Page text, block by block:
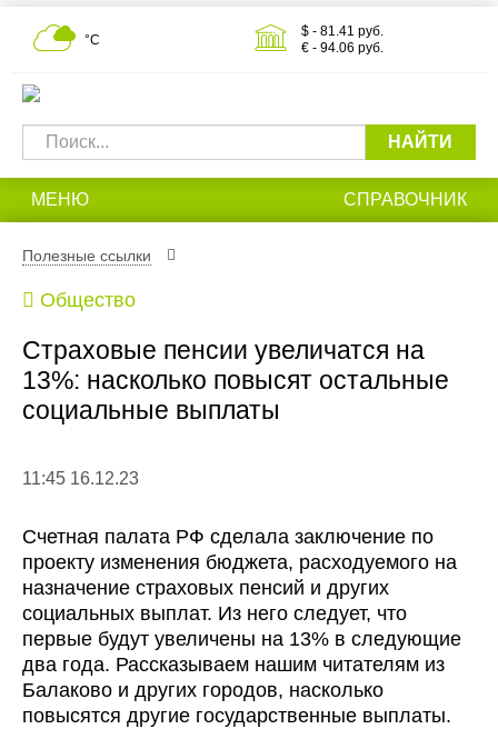
°С
$ - 81.41 руб.
€ - 94.06 руб.
НАЙТИ
МЕНЮ СПРАВОЧНИК
Полезные ссылки
Общество
Страховые пенсии увеличатся на
13%: насколько повысят остальные
социальные выплаты
11:45 16.12.23
Счетная палата РФ сделала заключение по
проекту изменения бюджета, расходуемого на
назначение страховых пенсий и других
социальных выплат. Из него следует, что
первые будут увеличены на 13% в следующие
два года. Рассказываем нашим читателям из
Балаково и других городов, насколько
повысятся другие государственные выплаты.